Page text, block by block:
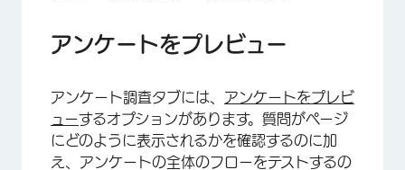
アンケートをプレビュー
アンケート調査タブには、 アンケートをプレビ
ューするオプションがあります。質問がページ
にどのように表示されるかを確認するのに加
え、アンケートの全体のフローをテストするの